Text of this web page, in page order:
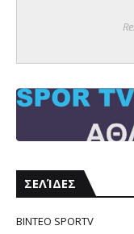
ΣΕΛΊΔΕΣ
ΒΙΝΤΕΟ SPORTV